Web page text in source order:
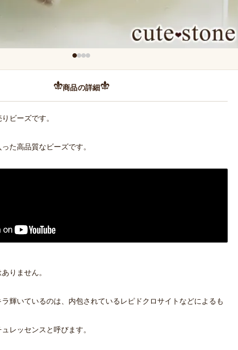
商品の詳細
ビーズです。
た高品質なビーズです。
りません。
輝いているのは、内包されているレピドクロサイトなどによるも
レッセンスと呼びます。